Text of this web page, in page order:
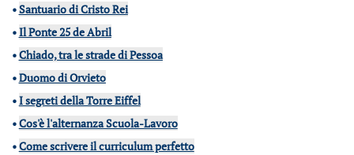
•Santuario di Cristo Rei
•Il Ponte 25 de Abril
•Chiado, tra le strade di Pessoa
•Duomo di Orvieto
•I segreti della Torre Eiffel
•Cos'è l'alternanza Scuola-Lavoro
•Come scrivere il curriculum perfetto